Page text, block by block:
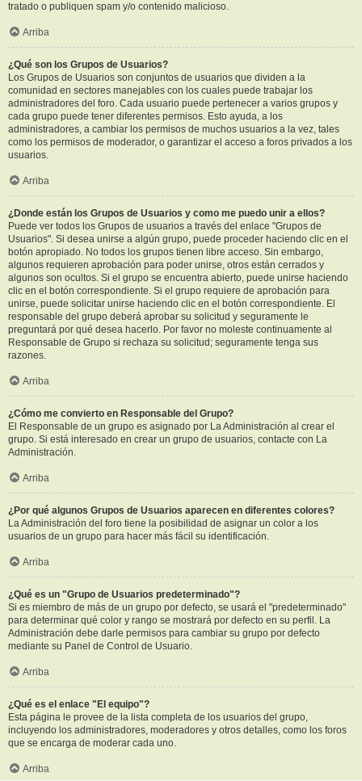
tratado o publiquen spam y/o contenido malicioso.
Arriba
¿Qué son los Grupos de Usuarios?
Los Grupos de Usuarios son conjuntos de usuarios que dividen a la
comunidad en sectores manejables con los cuales puede trabajar los
administradores del foro. Cada usuario puede pertenecer a varios grupos y
cada grupo puede tener diferentes permisos. Esto ayuda, a los
administradores, a cambiar los permisos de muchos usuarios a la vez, tales
como los permisos de moderador, o garantizar el acceso a foros privados a los
usuarios.
Arriba
¿Donde están los Grupos de Usuarios y como me puedo unir a ellos?
Puede ver todos los Grupos de usuarios a través del enlace "Grupos de
Usuarios". Si desea unirse a algún grupo, puede proceder haciendo clic en el
botón apropiado. No todos los grupos tienen libre acceso. Sin embargo,
algunos requieren aprobación para poder unirse, otros están cerrados y
algunos son ocultos. Si el grupo se encuentra abierto, puede unirse haciendo
clic en el botón correspondiente. Si el grupo requiere de aprobación para
unirse, puede solicitar unirse haciendo clic en el botón correspondiente. El
responsable del grupo deberá aprobar su solicitud y seguramente le
preguntará por qué desea hacerlo. Por favor no moleste continuamente al
Responsable de Grupo si rechaza su solicitud; seguramente tenga sus
razones.
Arriba
¿Cómo me convierto en Responsable del Grupo?
El Responsable de un grupo es asignado por La Administración al crear el
grupo. Si está interesado en crear un grupo de usuarios, contacte con La
Administración.
Arriba
¿Por qué algunos Grupos de Usuarios aparecen en diferentes colores?
La Administración del foro tiene la posibilidad de asignar un color a los
usuarios de un grupo para hacer más fácil su identificación.
Arriba
¿Qué es un "Grupo de Usuarios predeterminado"?
Si es miembro de más de un grupo por defecto, se usará el "predeterminado"
para determinar qué color y rango se mostrará por defecto en su perfil. La
Administración debe darle permisos para cambiar su grupo por defecto
mediante su Panel de Control de Usuario.
Arriba
¿Qué es el enlace "El equipo"?
Esta página le provee de la lista completa de los usuarios del grupo,
incluyendo los administradores, moderadores y otros detalles, como los foros
que se encarga de moderar cada uno.
Arriba